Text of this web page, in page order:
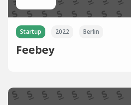
Startup 2022 Berlin
Feebey